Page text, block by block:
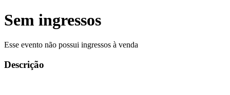
Sem ingressos
Esse evento não possui ingressos à venda
Descrição